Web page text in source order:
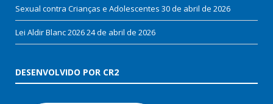
Sexual contra Crianças e Adolescentes 30 de abril de 2026
Lei Aldir Blanc 202624 de abril de 2026
DESENVOLVIDO POR CR2